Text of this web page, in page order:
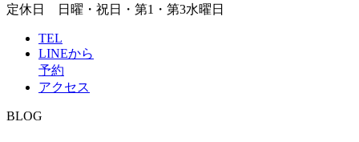
定休日 日曜・祝日・第1・第3水曜日
TEL
LINEから
予約
アクセス
BLOG